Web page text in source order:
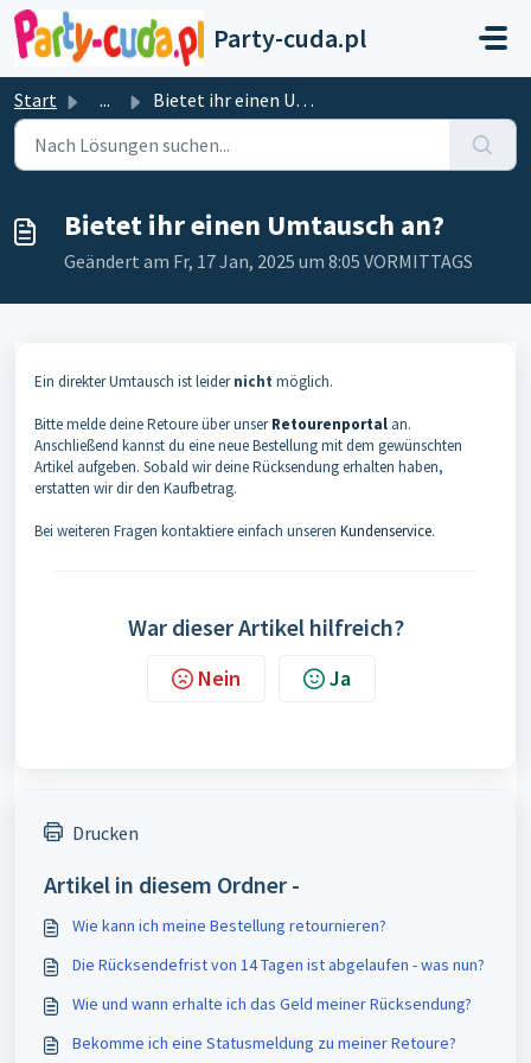
Zum hauptsächlichen Inhalt gehen
Party-cuda.pl
Start ... Bietet ihr einen Umtausch an?
Bietet ihr einen Umtausch an?
Geändert am Fr, 17 Jan, 2025 um 8:05 VORMITTAGS
Ein direkter Umtausch ist leidernicht möglich.
Bitte melde deine Retoure über unserRetourenportal an.
Anschließend kannst du eine neue Bestellung mit dem gewünschten
Artikel aufgeben. Sobald wir deine Rücksendung erhalten haben,
erstatten wir dir den Kaufbetrag.
Bei weiteren Fragen kontaktiere einfach unseren Kundenservice.
War dieser Artikel hilfreich?
Nein Ja
Drucken
Artikel in diesem Ordner -
Wie kann ich meine Bestellung retournieren?
Die Rücksendefrist von 14 Tagen ist abgelaufen - was nun?
Wie und wann erhalte ich das Geld meiner Rücksendung?
Bekomme ich eine Statusmeldung zu meiner Retoure?